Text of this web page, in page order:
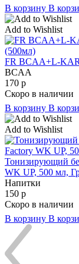
В корзину В
Add to Wishlist
FR BCAA+L-
BCAA
170 р
Скоро в наличии
В корзину В
Add to Wishlist
Тонизирующий
WK UP, 500 мл,
Напитки
150 р
Скоро в наличии
В корзину В